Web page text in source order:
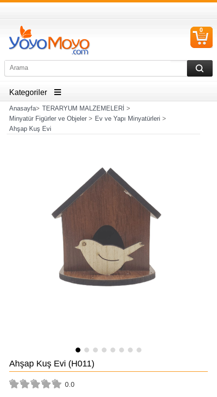
0
Kategoriler
Anasayfa> TERARYUM MALZEMELERİ >
Minyatür Figürler ve Objeler> Ev ve Yapı Minyatürleri >
Ahşap Kuş Evi
Ahşap Kuş Evi (H011)
0.0